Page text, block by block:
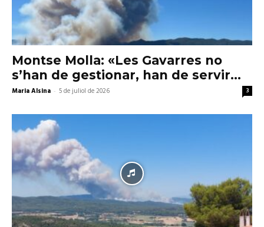
Montse Molla: «Les Gavarres no
s’han de gestionar, han de servir...
Maria Alsina - 5 de juliol de 2026 3